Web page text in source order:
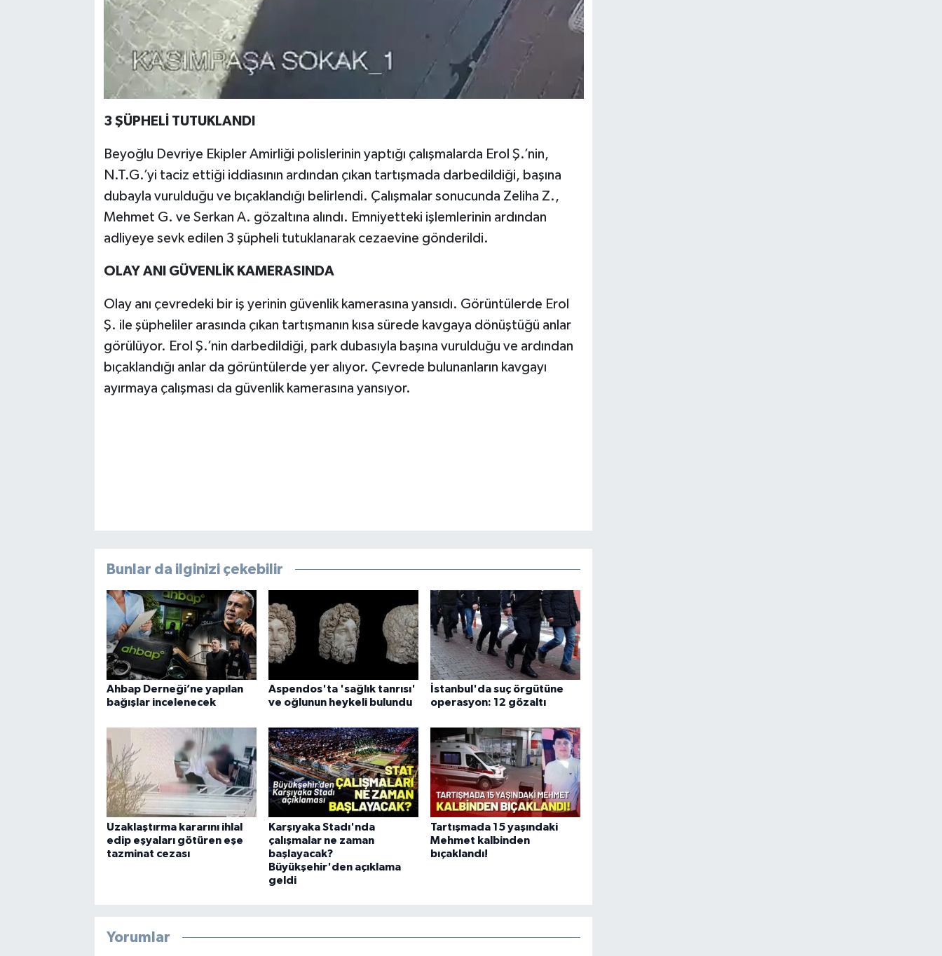
3 ŞÜPHELİ TUTUKLANDI
Beyoğlu Devriye Ekipler Amirliği polislerinin yaptığı çalışmalarda Erol Ş.’nin,
N.T.G.’yi taciz ettiği iddiasının ardından çıkan tartışmada darbedildiği, başına
dubayla vurulduğu ve bıçaklandığı belirlendi. Çalışmalar sonucunda Zeliha Z.,
Mehmet G. ve Serkan A. gözaltına alındı. Emniyetteki işlemlerinin ardından
adliyeye sevk edilen 3 şüpheli tutuklanarak cezaevine gönderildi.
OLAY ANI GÜVENLİK KAMERASINDA
Olay anı çevredeki bir iş yerinin güvenlik kamerasına yansıdı. Görüntülerde Erol
Ş. ile şüpheliler arasında çıkan tartışmanın kısa sürede kavgaya dönüştüğü anlar
görülüyor. Erol Ş.’nin darbedildiği, park dubasıyla başına vurulduğu ve ardından
bıçaklandığı anlar da görüntülerde yer alıyor. Çevrede bulunanların kavgayı
ayırmaya çalışması da güvenlik kamerasına yansıyor.
Bunlar da ilginizi çekebilir
Ahbap Derneği’ne yapılan
bağışlar incelenecek
Aspendos'ta 'sağlık tanrısı'
ve oğlunun heykeli bulundu
İstanbul'da suç örgütüne
operasyon: 12 gözaltı
Uzaklaştırma kararını ihlal
edip eşyaları götüren eşe
tazminat cezası
Karşıyaka Stadı'nda
çalışmalar ne zaman
başlayacak?
Büyükşehir'den açıklama
geldi
Tartışmada 15 yaşındaki
Mehmet kalbinden
bıçaklandı!
Yorumlar